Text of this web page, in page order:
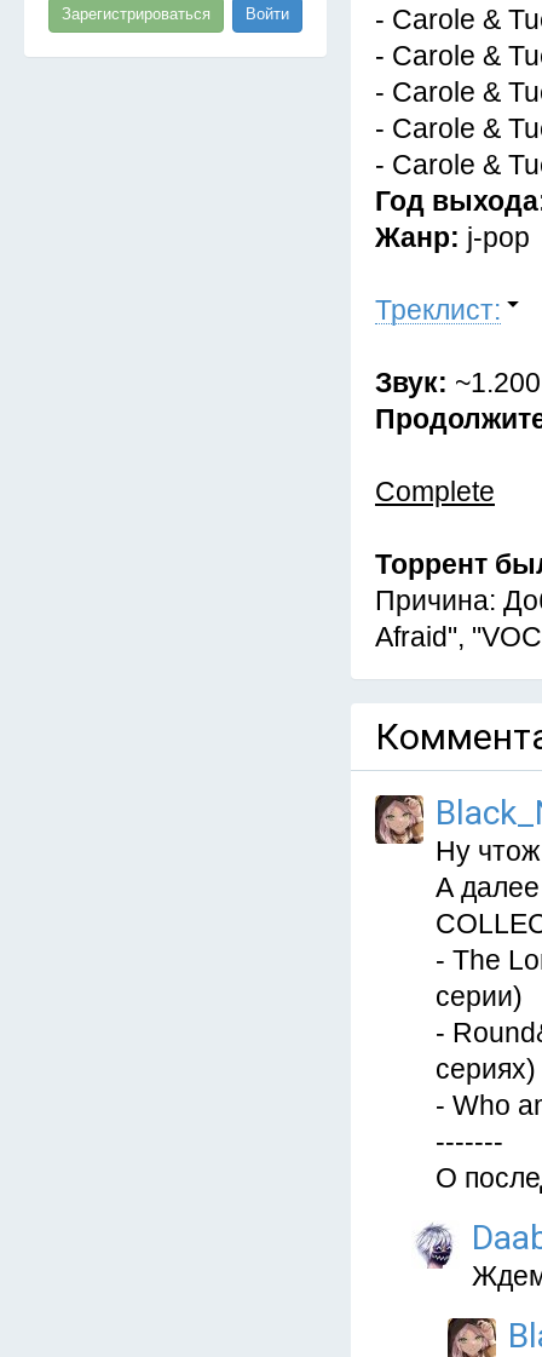
Зарегистрироваться Войти
- Carole &
- Carole &
- Carole &
- Carole &
- Carole &
Год
Жанр: j-pop
Треклист:
Звук:
Complete
Торрент
Причина:
Afraid",
Ну
А
- The
серии)
-
сериях)
- Who
-------
О